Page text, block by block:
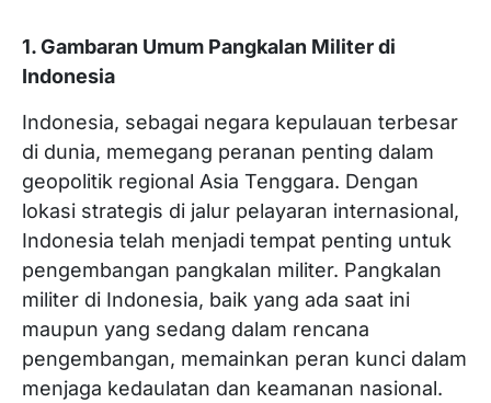
1. Gambaran Umum Pangkalan Militer di
Indonesia
Indonesia, sebagai negara kepulauan terbesar
di dunia, memegang peranan penting dalam
geopolitik regional Asia Tenggara. Dengan
lokasi strategis di jalur pelayaran internasional,
Indonesia telah menjadi tempat penting untuk
pengembangan pangkalan militer. Pangkalan
militer di Indonesia, baik yang ada saat ini
maupun yang sedang dalam rencana
pengembangan, memainkan peran kunci dalam
menjaga kedaulatan dan keamanan nasional.